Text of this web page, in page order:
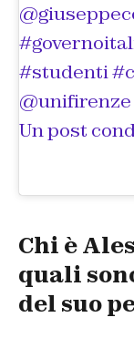
#studenti
@unifirenze
Un post
Chi è
quali
del suo